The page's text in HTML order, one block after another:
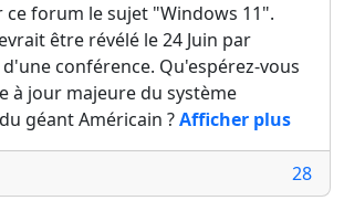
ce forum le sujet "Windows 11".
être révélé le 24 Juin par
conférence. Qu'espérez-vous
à jour majeure du système
géant Américain ?Afficher plus
28